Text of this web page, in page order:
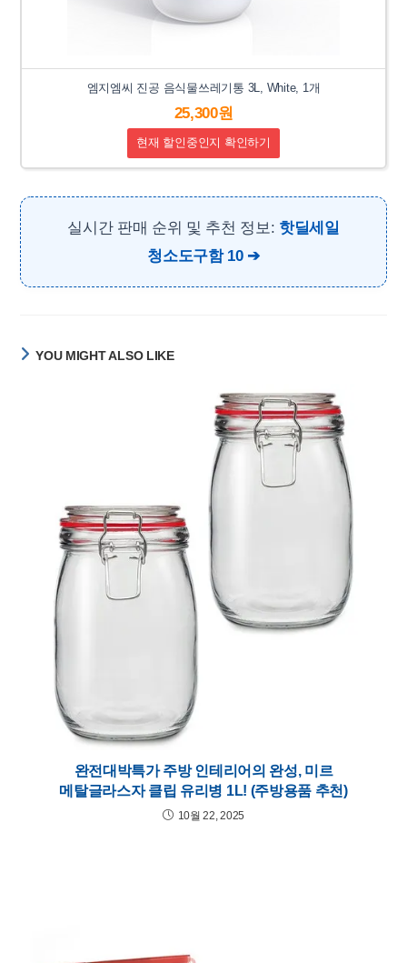
엠지엠씨 진공 음식물쓰레기통 3L, White, 1개
25,300원
현재 할인중인지 확인하기
실시간 판매 순위 및 추천 정보: 핫딜세일
청소도구함 10
YOU MIGHT ALSO LIKE
완전대박특가 주방 인테리어의 완성, 미르
메탈글라스자 클립 유리병 1L! (주방용품 추천)
10월 22, 2025